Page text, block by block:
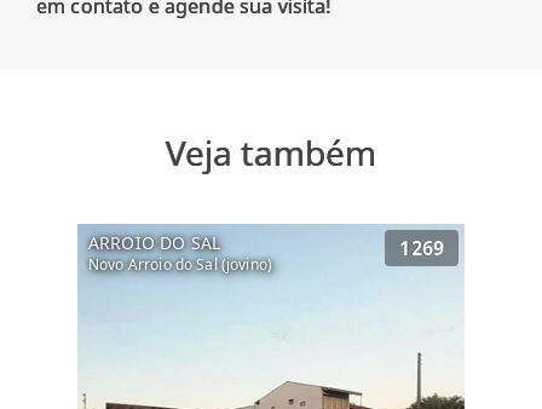
Veja também
ARROIO DO SAL
Novo Arroio do Sal (jovino)
1269